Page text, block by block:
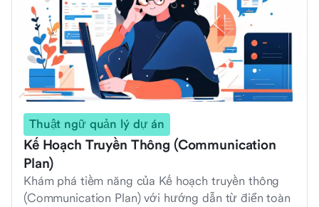
Thuật ngữ quản lý dự án
Kế Hoạch Truyền Thông (Communication
Plan)
Khám phá tiềm năng của Kế hoạch truyền thông
(Communication Plan) với hướng dẫn từ điển toàn